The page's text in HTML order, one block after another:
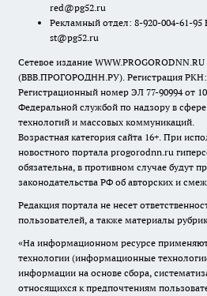
red@pg52.ru
Рекламный отдел: 8-920-004-61-95
st@pg52.ru
Сетевое издание WWW.PROGORODNN.RU
(ВВВ.ПРОГОРОДНН.РУ). Регистрация РКН:
Регистрационный номер ЭЛ 77-90994 от
Федеральной службой по надзору в
технологий и массовых коммуникаций.
Возрастная категория сайта 16+. При
новостного портала progorodnn.ru
обязательна, в противном случае будут
законодательства РФ об авторских и
Редакция портала не несет
пользователей, а также материалы
«На информационном ресурсе
технологии (информационные
информации на основе сбора,
относящихся к предпочтениям